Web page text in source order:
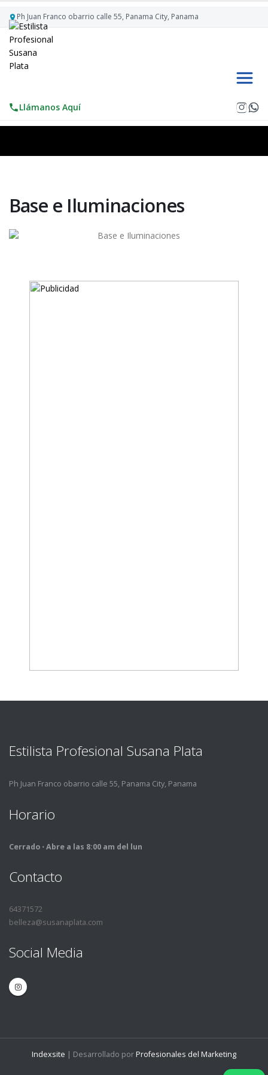
Ph Juan Franco obarrio calle 55, Panama City, Panama
Llámanos Aquí
Base e Iluminaciones
Estilista Profesional Susana Plata
Ph Juan Franco obarrio calle 55, Panama City, Panama
Horario
Cerrado ⋅ Abre a las 8:00 am del lun
Contacto
64371572
belleza@susanaplata.com
Social Media
Indexsite | Desarrollado porProfesionales del Marketing